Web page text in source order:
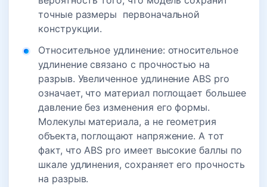
точные размеры первоначальной
конструкции.
Относительное удлинение: относительное
удлинение связано с прочностью на
разрыв. Увеличенное удлинение ABS pro
означает, что материал поглощает большее
давление без изменения его формы.
Молекулы материала, а не геометрия
объекта, поглощают напряжение. А тот
факт, что ABS pro имеет высокие баллы по
шкале удлинения, сохраняет его прочность
на разрыв.